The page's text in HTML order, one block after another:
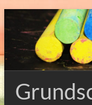
Zum
Inhalt
springen